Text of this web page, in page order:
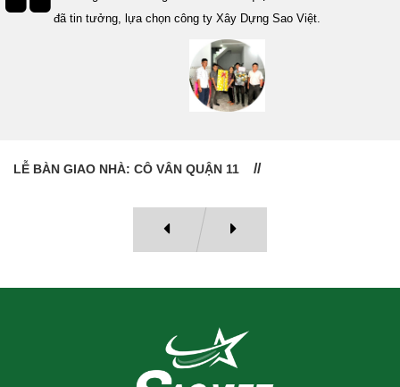
đã tin tưởng, lựa chọn công ty Xây Dựng Sao Việt.
LỄ BÀN GIAO NHÀ: CÔ VÂN QUẬN 11